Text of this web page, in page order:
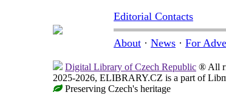
Editorial Contacts
About · News · For
Digital Library of Czech Republic ® All
2025-2026, ELIBRARY.CZ is a part of
Preserving Czech's heritage